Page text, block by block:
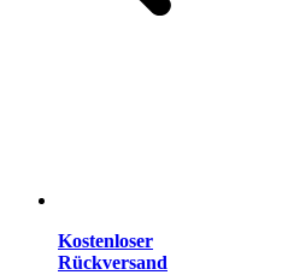
Kostenloser
Rückversand